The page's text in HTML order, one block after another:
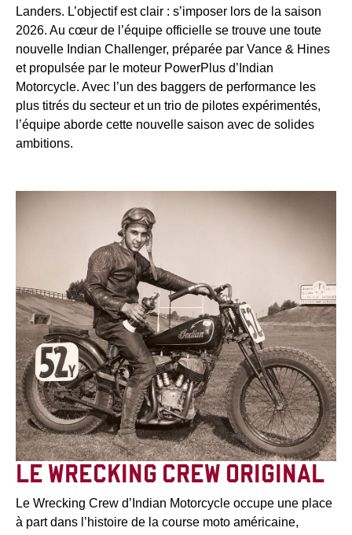
Landers. L’objectif est clair : s’imposer lors de la saison
2026. Au cœur de l’équipe officielle se trouve une toute
nouvelle Indian Challenger, préparée par Vance & Hines
et propulsée par le moteur PowerPlus d’Indian
Motorcycle. Avec l’un des baggers de performance les
plus titrés du secteur et un trio de pilotes expérimentés,
l’équipe aborde cette nouvelle saison avec de solides
ambitions.
LE WRECKING CREW ORIGINAL
Le Wrecking Crew d’Indian Motorcycle occupe une place
à part dans l’histoire de la course moto américaine,